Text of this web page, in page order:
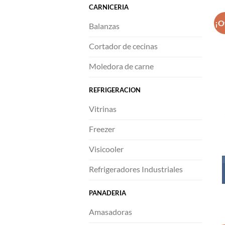
CARNICERIA
Balanzas
Cortador de cecinas
Moledora de carne
REFRIGERACION
Vitrinas
Freezer
Visicooler
Refrigeradores Industriales
PANADERIA
Amasadoras